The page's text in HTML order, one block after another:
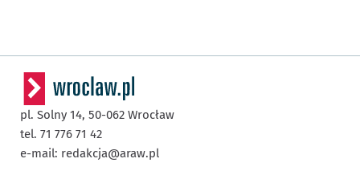
pl. Solny 14, 50-062 Wrocław
tel. 71 776 71 42
e-mail: redakcja@araw.pl